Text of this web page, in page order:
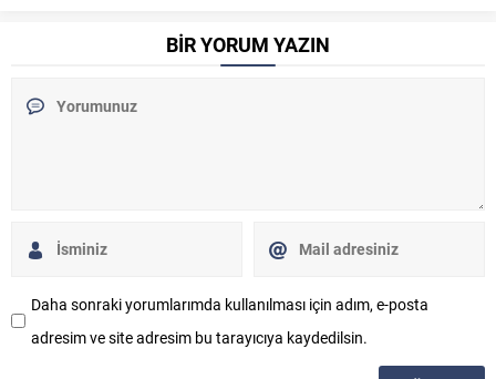
BİR YORUM YAZIN
Daha sonraki yorumlarımda kullanılması için adım, e-posta
adresim ve site adresim bu tarayıcıya kaydedilsin.